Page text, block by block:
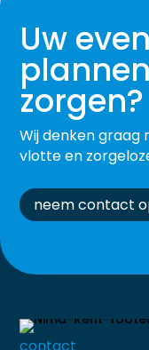
Uw
zorgen?
Wij denken graag
vlotte en
neem contact
contact